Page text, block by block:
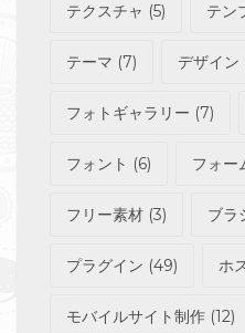
テクスチャ (5) テン
テーマ (7) デザイン
フォトギャラリー (7)
フォント (6) フォー
フリー素材 (3) ブラ
プラグイン (49) ホ
モバイルサイト制作 (12)